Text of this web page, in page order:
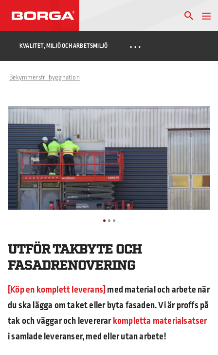
KVALITET, MILJÖ OCH ARBETSMILJÖ …
Bekymmersfri byggnation
UTFÖR TAKBYTE OCH
FASADRENOVERING
Köp en komplett leverans med material och arbete när
du ska lägga om taket eller byta fasaden. Vi är proffs på
tak och väggar och levererarkompletta materialsatser
i samlade leveranser, med eller utan arbete!